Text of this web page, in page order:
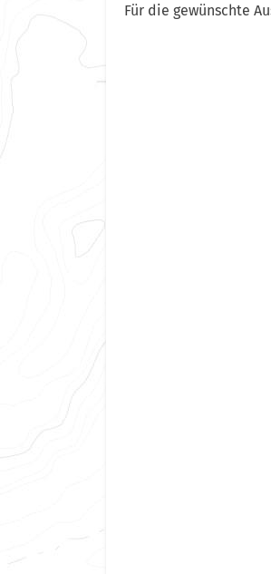
Für die gewünschte